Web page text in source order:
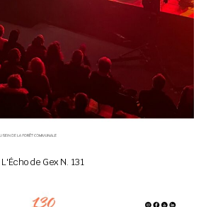
L'Écho de Gex N. 131